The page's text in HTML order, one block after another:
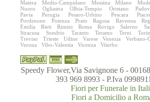
Matera
Medio-Campidano Messina Milano
Nuoro
Ogliastra Olbia-Tempio Oristano
Pavia
Perugia Pesaro-Urbino Pescara
Pordenone
Potenza Prato Ragusa Ravenna
Emilia
Rieti Rimini Roma Rovigo Salerno
Siracusa
Sondrio Taranto Teramo Terni
Treviso
Trieste Udine Varese Venezia Verbano-
Verona
Vibo-Valentia Vicenza Viterbo
Speedy Flower,Via Savignone 6 -
393 969 8993 - P.Iva
Fiori per Funerale in
Fiori a Domicilio a